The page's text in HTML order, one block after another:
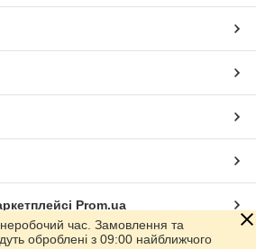
Prom.ua
неробочий час. Замовлення та
оброблені з 09:00 найближчого